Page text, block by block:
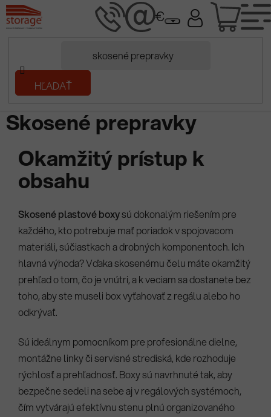
Prejsť
na
obsah
HĽADAŤ
Domov
Plastové prepravky
Skosené prepravky
Okamžitý prístup k
obsahu
Skosené plastové boxysú dokonalým riešením pre
každého, kto potrebuje mať poriadok v spojovacom
materiáli, súčiastkach a drobných komponentoch. Ich
hlavná výhoda? Vďaka skosenému čelu máte okamžitý
prehľad o tom, čo je vnútri, a k veciam sa dostanete bez
toho, aby ste museli box vyťahovať z regálu alebo ho
odkrývať.
Sú ideálnym pomocníkom pre profesionálne dielne,
montážne linky či servisné strediská, kde rozhoduje
rýchlosť a prehľadnosť. Boxy sú navrhnuté tak, aby
bezpečne sedeli na sebe aj v regálových systémoch,
čím vytvárajú efektívnu stenu plnú organizovaného